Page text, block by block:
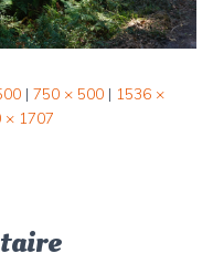
| 750 × 500 | 1536 ×
× 1707